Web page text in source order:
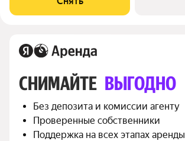
Микроволновка Дом -
СНИМАЙТЕ ВЫГОДНО
Без депозита и комиссии агенту
Проверенные собственники
Поддержка на всех этапах аренды